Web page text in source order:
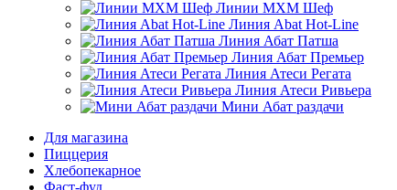
Линии МХМ Шеф
Линия Abat Hot-Line
Линия Абат Патша
Линия Абат Премьер
Линия Атеси Регата
Линия Атеси Ривьера
Мини Абат раздачи
Для магазина
Пиццерия
Хлебопекарное
Фаст-фуд